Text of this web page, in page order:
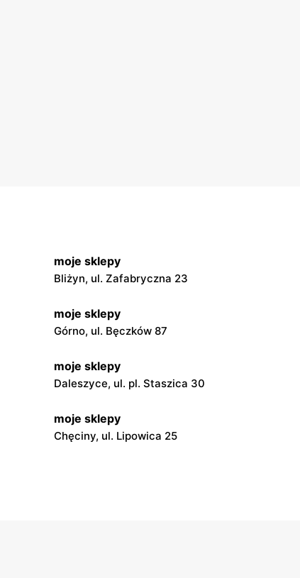
moje sklepy
Bliżyn, ul. Zafabryczna 23
moje sklepy
Górno, ul. Bęczków 87
moje sklepy
Daleszyce, ul. pl. Staszica 30
moje sklepy
Chęciny, ul. Lipowica 25